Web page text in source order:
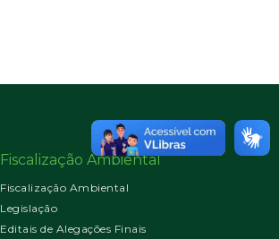
Fiscalização Ambiental
Fiscalização Ambiental
Legislação
Editais de Alegações Finais